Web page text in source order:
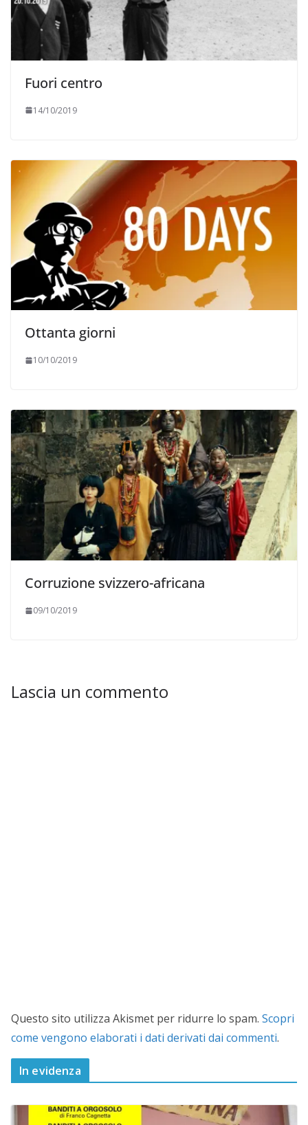
Fuori centro
14/10/2019
Ottanta giorni
10/10/2019
Corruzione svizzero-africana
09/10/2019
Lascia un commento
Questo sito utilizza Akismet per ridurre lo spam. Scopri
come vengono elaborati i dati derivati dai commenti.
In evidenza